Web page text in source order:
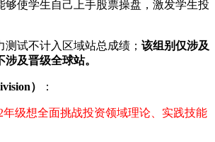
够使学生自己上手股票操盘，激发学生投
测试不计入区域站总成绩； 该组别仅涉及
及晋级全球站。
） ：
年级想全面挑战投资领域理论、实践技能